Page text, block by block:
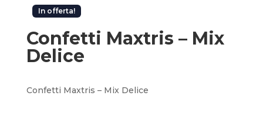
In offerta!
Confetti Maxtris – Mix
Delice
Confetti Maxtris – Mix Delice